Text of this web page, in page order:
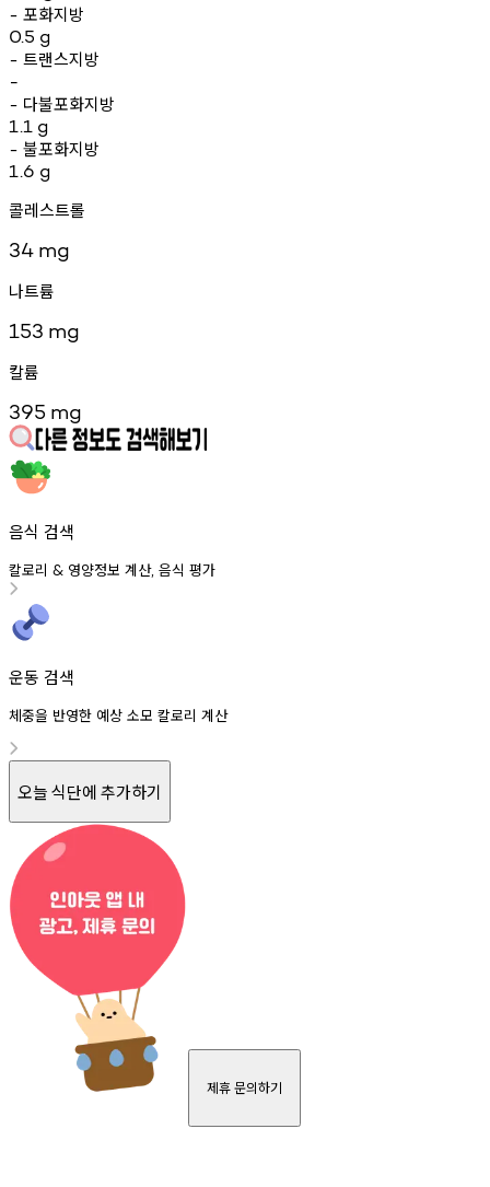
- 포화지방
0.5 g
- 트랜스지방
-
- 다불포화지방
1.1 g
- 불포화지방
1.6 g
콜레스트롤
34 mg
나트륨
153 mg
칼륨
395 mg
음식 검색
칼로리 & 영양정보 계산, 음식 평가
운동 검색
체중을 반영한 예상 소모 칼로리 계산
오늘 식단에 추가하기
제휴 문의하기